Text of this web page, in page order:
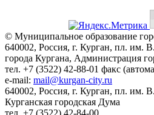
© Муниципальное образование
640002, Россия, г. Курган, пл. им.
города Кургана, Администрация
тел. +7 (3522) 42-88-01 факс
e-mail: mail@kurgan-city.ru
640002, Россия, г. Курган, пл. им.
Курганская городская Дума
тел. +7 (3522) 42-84-00